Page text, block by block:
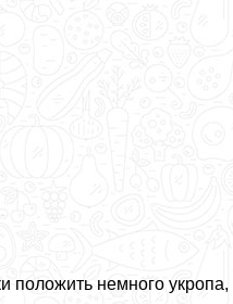
положить немного укропа,